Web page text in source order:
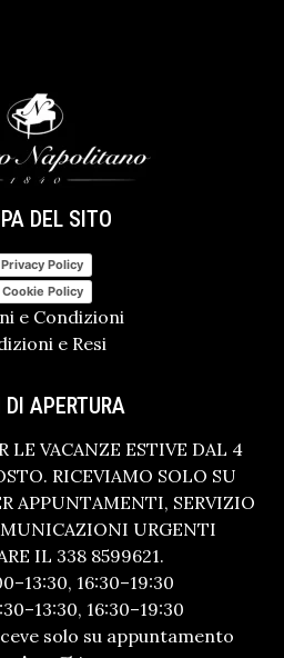
DEL SITO
Privacy Policy
Cookie Policy
e Condizioni
e Resi
DI APERTURA
LE VACANZE ESTIVE DAL 4
RICEVIAMO SOLO SU
APPUNTAMENTI, SERVIZIO
URGENTI
IL 338 8599621.
16:30–19:30
16:30–19:30
solo su appuntamento